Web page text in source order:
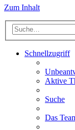
Zum Inhalt
Schnellzugriff
Aktive
Suche
Das